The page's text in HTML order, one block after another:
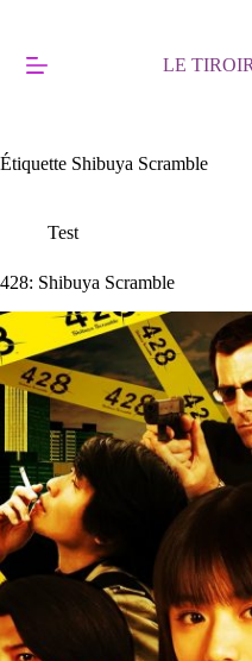
LE
Étiquette Shibuya Scramble
Test
428: Shibuya Scramble